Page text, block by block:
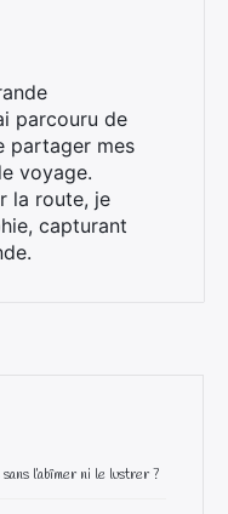
parcouru de
partager mes
voyage.
la route, je
capturant
l’abîmer ni le lustrer ?